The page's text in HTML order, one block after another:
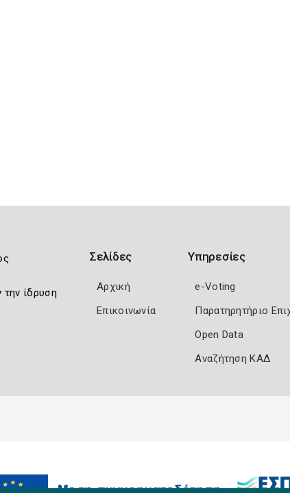
ίδρυση
Σελίδες
Αρχική
Επικοινωνία
Υπηρεσίες
e-Voting
Παρατηρητήριο
Open Data
Αναζήτηση ΚΑΔ